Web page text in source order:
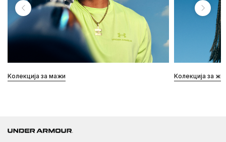
Kолекција за мажи Kолекција за